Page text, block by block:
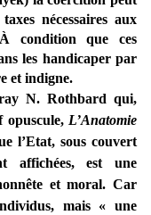
nécessaires aux
condition que ces
les handicaper par
et indigne.
N. Rothbard qui,
opuscule, L’Anatomie
l’Etat, sous couvert
affichées, est une
et moral. Car
mais « une